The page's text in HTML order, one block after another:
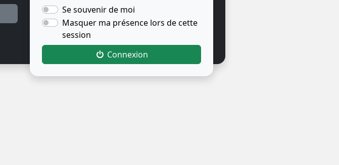
Se souvenir de moi
Masquer ma présence lors de cette
session
Connexion